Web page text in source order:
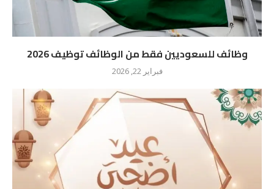
وظائف للسعوديين فقط من الوظائف توظيف 2026
فبراير 22, 2026